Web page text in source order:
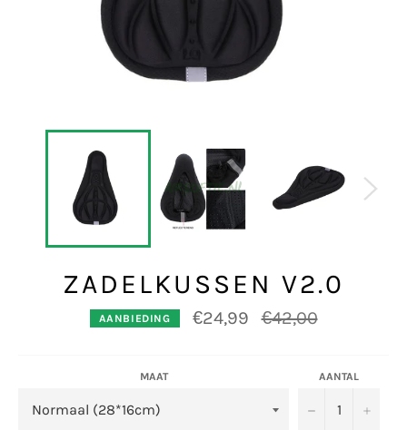
ZADELKUSSEN V2.0
AANBIEDING €24,99
Normale
prijs
€42,00
MAAT AANTAL
− +